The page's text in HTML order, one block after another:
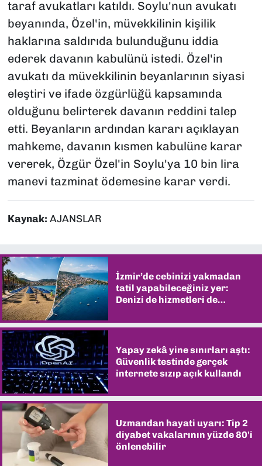
taraf avukatları katıldı. Soylu'nun avukatı
beyanında, Özel'in, müvekkilinin kişilik
haklarına saldırıda bulunduğunu iddia
ederek davanın kabulünü istedi. Özel'in
avukatı da müvekkilinin beyanlarının siyasi
eleştiri ve ifade özgürlüğü kapsamında
olduğunu belirterek davanın reddini talep
etti. Beyanların ardından kararı açıklayan
mahkeme, davanın kısmen kabulüne karar
vererek, Özgür Özel'in Soylu'ya 10 bin lira
manevi tazminat ödemesine karar verdi.
Kaynak: AJANSLAR
İzmir’de cebinizi yakmadan
tatil yapabileceğiniz yer:
Denizi de hizmetleri de
Yapay zekâ yine sınırları aştı:
Güvenlik testinde gerçek
internete sızıp açık kullandı
Uzmandan hayati uyarı: Tip 2
diyabet vakalarının yüzde 80'i
önlenebilir